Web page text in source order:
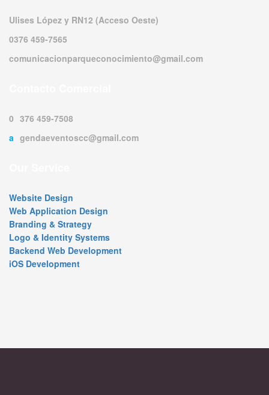
Ulises López y RN12 (Acceso Oeste)
0376 459-7565
comunicacionparqueconocimiento@gmail.com
0376 459-7508
agendaeventoscc@gmail.com
Website Design
Web Application Design
Branding & Strategy
Logo & Identity Systems
Backend Web Development
iOS Development